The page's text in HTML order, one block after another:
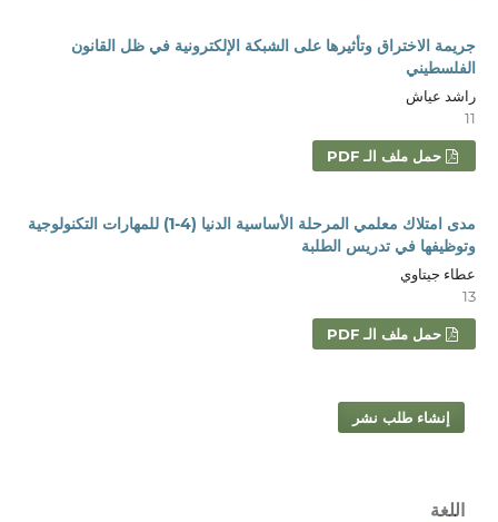
جريمة الاختراق وتأثيرها على الشبكة الإلكترونية في ظل القانون
الفلسطيني
راشد عياش
11
حمل ملف الـ PDF
مدى امتلاك معلمي المرحلة الأساسية الدنيا (4-1) للمهارات التكنولوجية
وتوظيفها في تدريس الطلبة
عطاء جيتاوي
13
حمل ملف الـ PDF
إنشاء طلب نشر
اللغة